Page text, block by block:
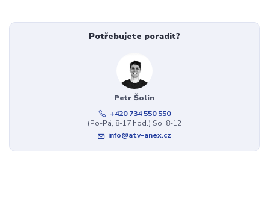
Potřebujete poradit?
Petr Šolin
+420 734 550 550
(Po-Pá, 8-17 hod.) So, 8-12
info@atv-anex.cz